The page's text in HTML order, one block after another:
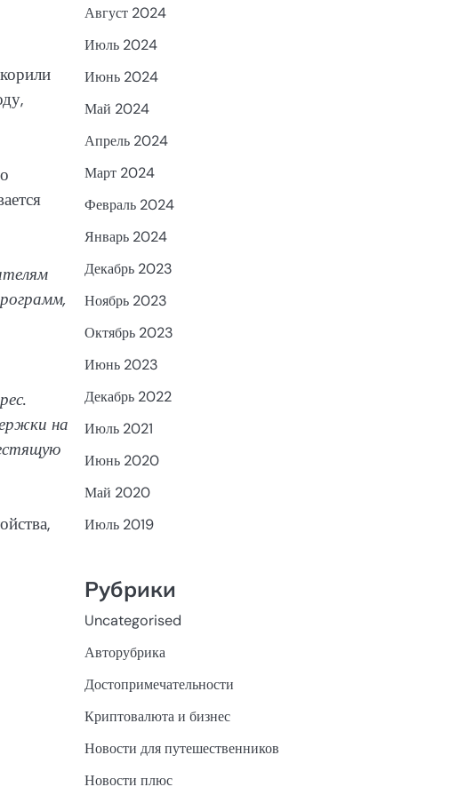
на
Август 2024
Июль 2024
Июнь 2024
Май 2024
Апрель 2024
Март 2024
Февраль 2024
Январь 2024
Декабрь 2023
Ноябрь 2023
Октябрь 2023
Июнь 2023
Декабрь 2022
Июль 2021
Июнь 2020
Май 2020
Июль 2019
Рубрики
Uncategorised
Авторубрика
Достопримечательности
Криптовалюта и бизнес
Новости для путешественников
Новости плюс